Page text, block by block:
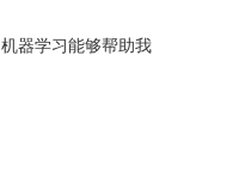
器学习能够帮助我